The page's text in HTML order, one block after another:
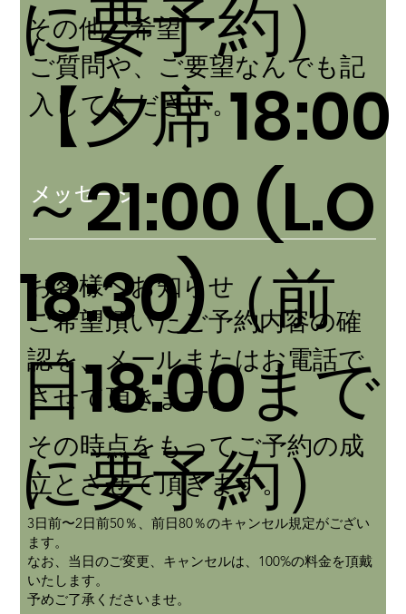
その他ご希望
ご質問や、ご要望なんでも記
入してください。
メッセージ
お客様へお知らせ
ご希望頂いたご予約内容の確
認を、メールまたはお電話で
させて頂きます。
その時点をもってご予約の成
立とさせて頂きます。
3日前〜2日前50％、前日80％のキャンセル規定がござい
ます。
なお、当日のご変更、キャンセルは、100%の料金を頂戴
いたします。
予めご了承くださいませ。
に要予約）
【夕席 18:00
～21:00 (L.O
18:30)（前
日18:00まで
に要予約）